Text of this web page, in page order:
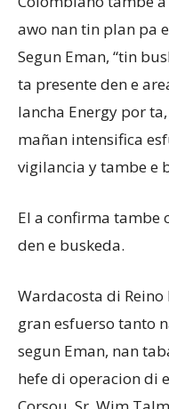
awo nan tin plan pa
Segun Eman, “tin
ta presente den e
lancha Energy por
mañan intensifica
vigilancia y tambe e
El a confirma tambe
den e buskeda.
Wardacosta di
gran esfuerso tanto
segun Eman, nan
hefe di operacion di